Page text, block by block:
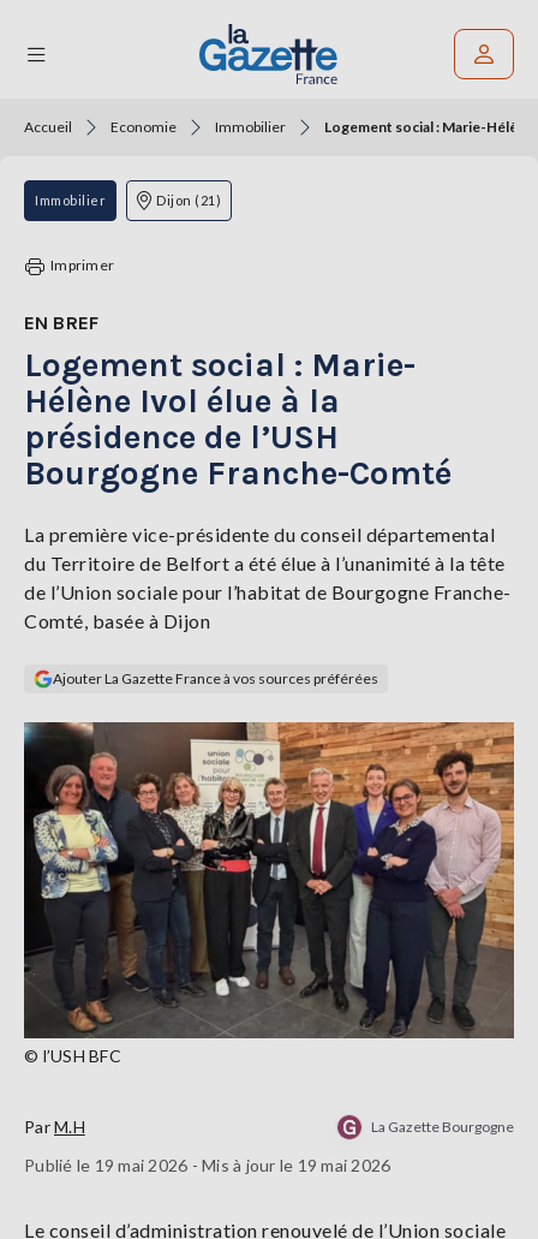
THÉMATIQUES
RÉGIONS
TENDANCES
SERVICES
LA
GAZETTE
Se
Accueil Economie Immobilier Logement social : Marie-
Immobilier Dijon (21)
Imprimer
EN BREF
Logement social : Marie-
Hélène Ivol élue à la
présidence de l’USH
Bourgogne Franche-Comté
La première vice-présidente du conseil départemental
du Territoire de Belfort a été élue à l’unanimité à la tête
de l’Union sociale pour l’habitat de Bourgogne Franche-
Comté, basée à Dijon
Ajouter La Gazette France à vos sources préférées
© l’USH BFC
ParM.H La Gazette Bourgogne
Publié le 19 mai 2026 - Mis à jour le 19 mai 2026
Le conseil d’administration renouvelé de l’Union sociale